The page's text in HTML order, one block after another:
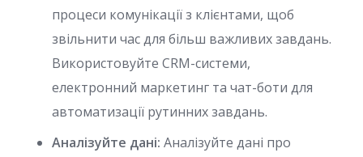
процеси комунікації з клієнтами, щоб
звільнити час для більш важливих завдань.
Використовуйте CRM-системи,
електронний маркетинг та чат-боти для
автоматизації рутинних завдань.
Аналізуйте дані: Аналізуйте дані про